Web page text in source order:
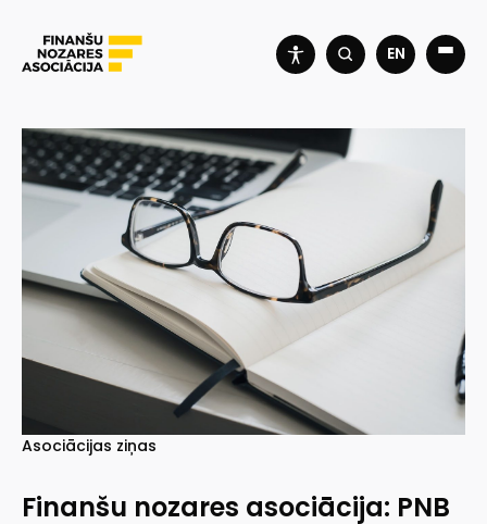
EN
Asociācijas ziņas
Finanšu nozares asociācija: PNB